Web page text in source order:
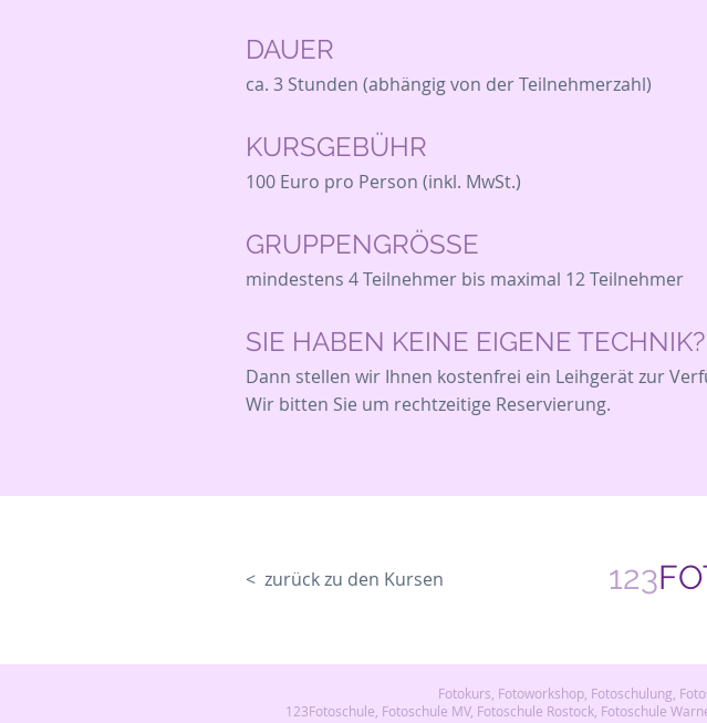
DAUER
ca. 3 Stunden (abhängig von der Teilnehmerzahl)
KURSGEBÜHR
100 Euro pro Person (inkl. MwSt.)
GRUPPENGRÖSSE
mindestens 4 Teilnehmer bis maximal 12 Teilnehmer
SIE HABEN KEINE EIGENE TECHNIK?
Dann stellen wir Ihnen kostenfrei ein Leihgerät zur
Wir bitten Sie um rechtzeitige Reservierung.
123
< zurück zu den Kursen
Fotokurs, Fotoworkshop, Fotoschulung,
123Fotoschule, Fotoschule MV, Fotoschule Rostock, Fotoschule